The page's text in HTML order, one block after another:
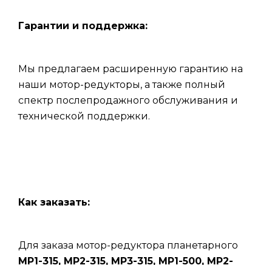
Гарантии и поддержка:
Мы предлагаем расширенную гарантию на
наши мотор-редукторы, а также полный
спектр послепродажного обслуживания и
технической поддержки.
Как заказать:
Для заказа мотор-редуктора планетарного
МР1-315, МР2-315, МР3-315, МР1-500, МР2-